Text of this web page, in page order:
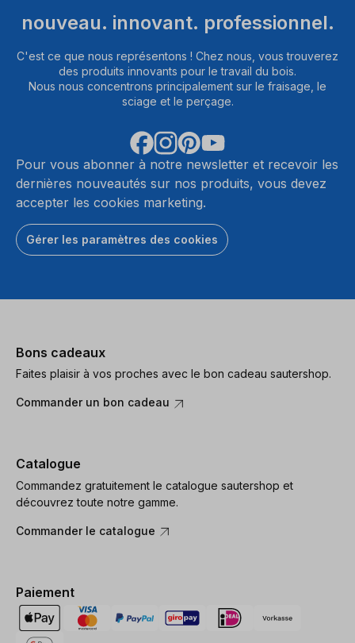
nouveau. innovant. professionnel.
C'est ce que nous représentons ! Chez nous, vous trouverez
des produits innovants pour le travail du bois.
Nous nous concentrons principalement sur le fraisage, le
sciage et le perçage.
Pour vous abonner à notre newsletter et recevoir les
dernières nouveautés sur nos produits, vous devez
accepter les cookies marketing.
Gérer les paramètres des cookies
Bons cadeaux
Faites plaisir à vos proches avec le bon cadeau sautershop.
Commander un bon cadeau
Catalogue
Commandez gratuitement le catalogue sautershop et
découvrez toute notre gamme.
Commander le catalogue
Paiement